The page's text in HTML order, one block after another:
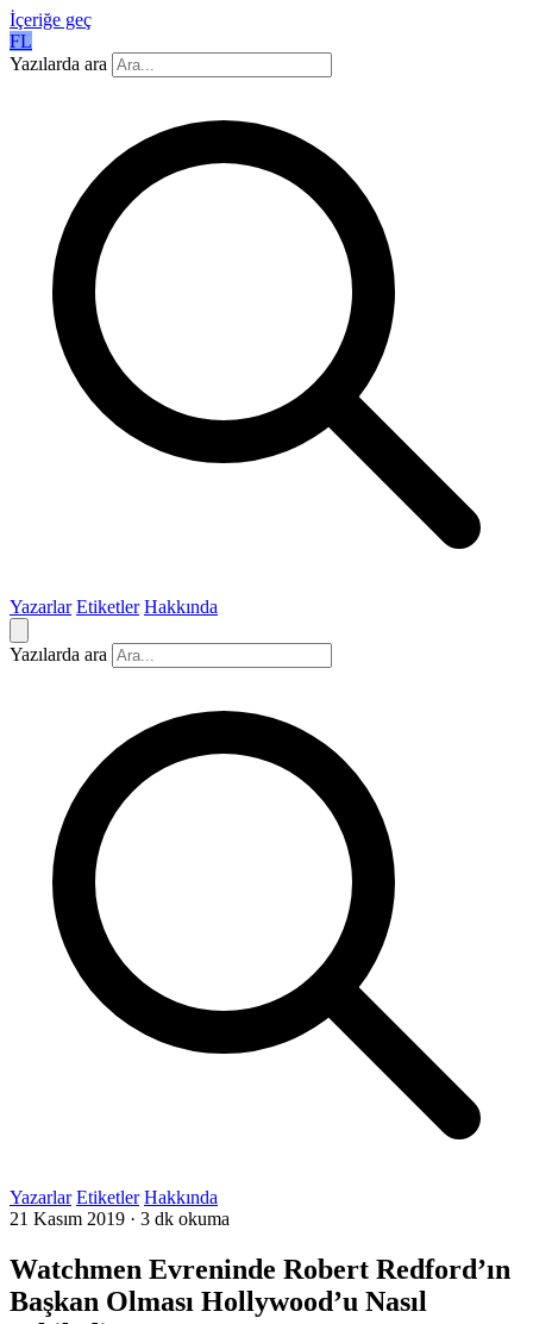
İçeriğe geç
FL
Yazılarda ara
Yazarlar Etiketler Hakkında
Yazılarda ara
Yazarlar Etiketler Hakkında
21 Kasım 2019 · 3 dk okuma
Watchmen Evreninde Robert Redford’ın
Başkan Olması Hollywood’u Nasıl